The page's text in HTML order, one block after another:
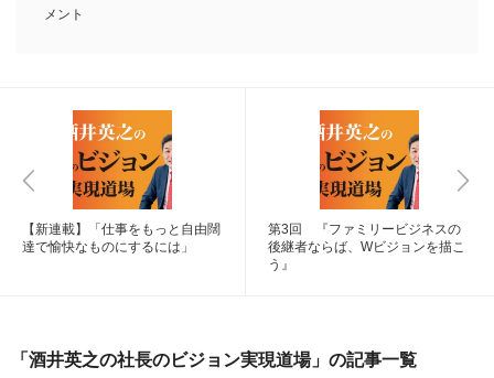
メント
【新連載】「仕事をもっと自由闊
達で愉快なものにするには」
第3回 『ファミリービジネスの
後継者ならば、Wビジョンを描こ
う』
「酒井英之の社長のビジョン実現道場」の記事一覧